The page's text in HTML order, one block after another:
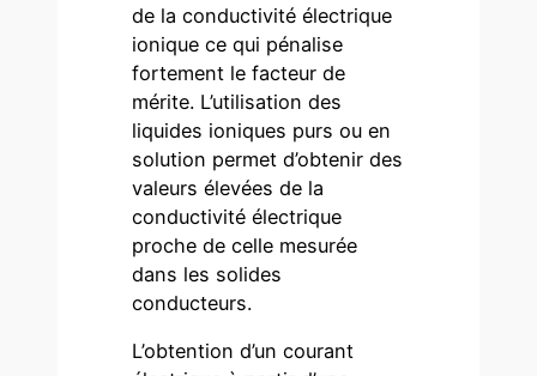
de la conductivité électrique
ionique ce qui pénalise
fortement le facteur de
mérite. L’utilisation des
liquides ioniques purs ou en
solution permet d’obtenir des
valeurs élevées de la
conductivité électrique
proche de celle mesurée
dans les solides
conducteurs.
L’obtention d’un courant